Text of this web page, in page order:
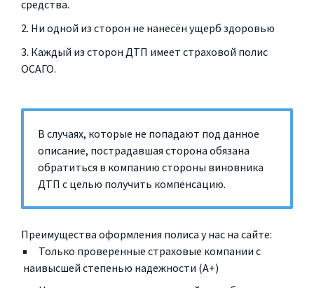
средства.
Ни одной из сторон не нанесён ущерб здоровью
Каждый из сторон ДТП имеет страховой полис
ОСАГО.
В случаях, которые не попадают под данное
описание, пострадавшая сторона обязана
обратиться в компанию стороны виновника
ДТП с целью получить компенсацию.
Преимущества оформления полиса у нас на сайте:
Только проверенные страховые компании с
наивысшей степенью надежности (A+)